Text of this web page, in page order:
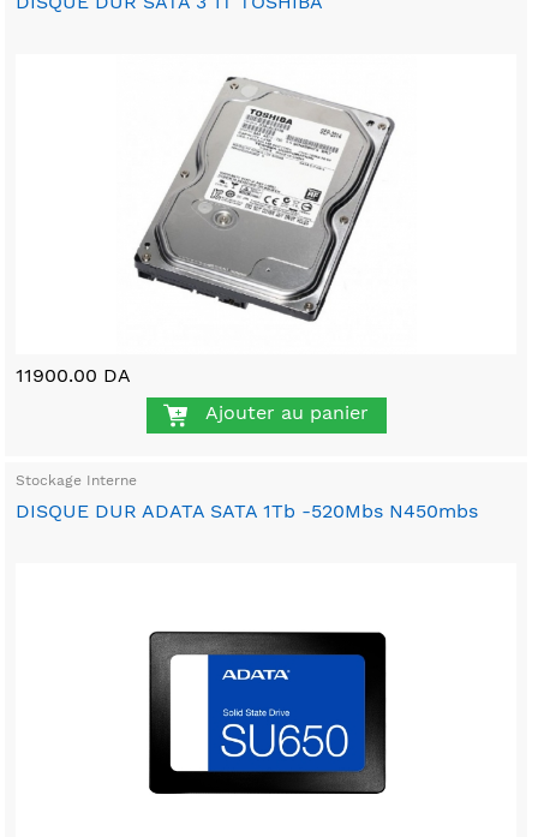
11900.00 DA
Ajouter au panier
Stockage Interne
DISQUE DUR ADATA SATA 1Tb -520Mbs N450mbs